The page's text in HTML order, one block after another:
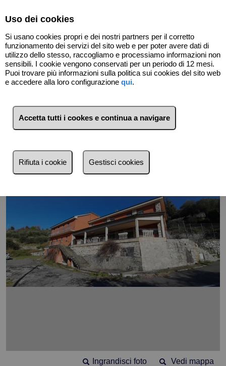
Indietro
Vedi mappa
Ingrandisci foto
Uso dei cookies
Si usano cookies propri e dei nostri partners per il corretto
funzionamento dei servizi del sito web e per poter avere dati di
utilizzo dello stesso, raccogliamo e processiamo informazioni non
sensibili. I cookie vengono conservati per un periodo di 12 mesi.
Puoi trovare più informazioni sulla politica sui cookies del sito web
e accedere alla loro configurazione qui.
Accetta tutti i cookes e continua a navigare
Rifiuta i cookie Gestisci cookies